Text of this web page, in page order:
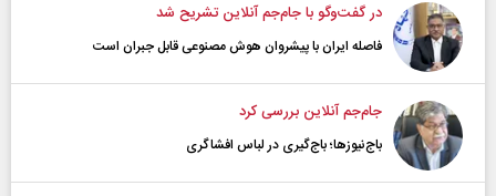
در گفت‌و‌گو با جام‌جم آنلاین تشریح شد
فاصله ایران با پیشرو‌ان هوش مصنوعی قابل جبران است
جام‌جم آنلاین بررسی کرد
باج‌نیوزها؛ باج‌گیری در لباس افشاگری